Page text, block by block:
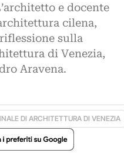
e docente
cilena,
sulla
di Venezia,
Aravena.
DI ARCHITETTURA DI VENEZIA